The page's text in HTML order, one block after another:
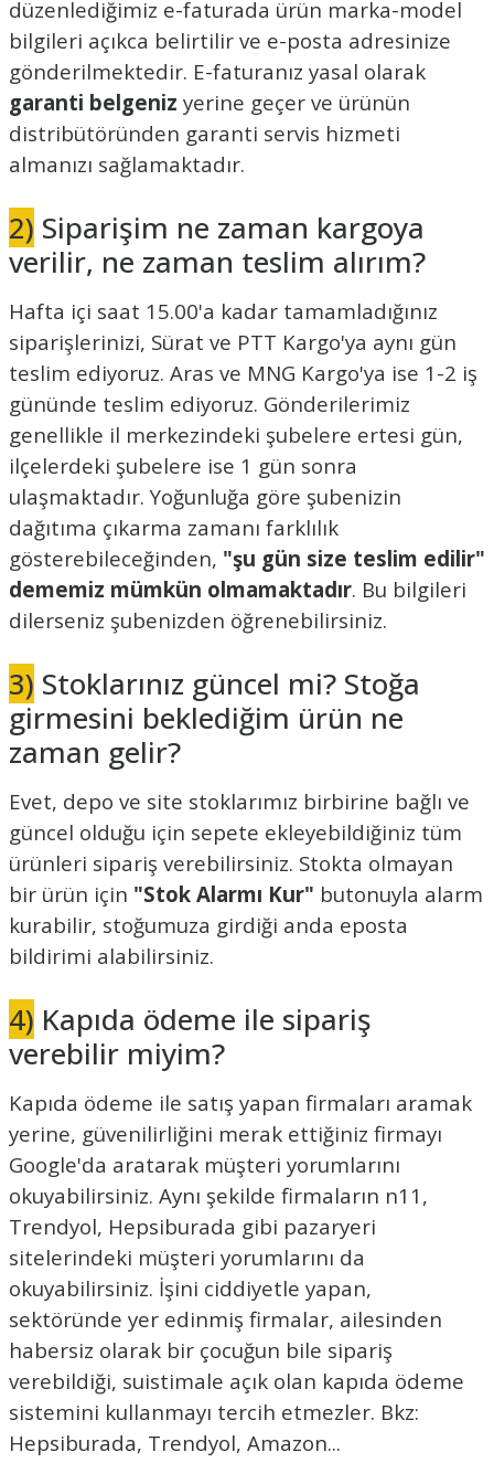
Makine Yağı
Göl Kamışı
Balık Malzemeleri Çantası
Kepçe Livar Pinter
Balık Kovası
/ Yedek Parça
düzenlediğimiz e-faturada ürün marka-model
bilgileri açıkca belirtilir ve e-posta adresinize
gönderilmektedir. E-faturanız yasal olarak
garanti belgeniz yerine geçer ve ürünün
distribütöründen garanti servis hizmeti
almanızı sağlamaktadır.
2) Siparişim ne zaman kargoya
verilir, ne zaman teslim alırım?
Hafta içi saat 15.00'a kadar tamamladığınız
siparişlerinizi, Sürat ve PTT Kargo'ya aynı gün
teslim ediyoruz. Aras ve MNG Kargo'ya ise 1-2 iş
gününde teslim ediyoruz. Gönderilerimiz
genellikle il merkezindeki şubelere ertesi gün,
ilçelerdeki şubelere ise 1 gün sonra
ulaşmaktadır. Yoğunluğa göre şubenizin
dağıtıma çıkarma zamanı farklılık
gösterebileceğinden, "şu gün size teslim edilir"
dememiz mümkün olmamaktadır. Bu bilgileri
dilerseniz şubenizden öğrenebilirsiniz.
3) Stoklarınız güncel mi? Stoğa
girmesini beklediğim ürün ne
zaman gelir?
Evet, depo ve site stoklarımız birbirine bağlı ve
güncel olduğu için sepete ekleyebildiğiniz tüm
ürünleri sipariş verebilirsiniz. Stokta olmayan
bir ürün için "Stok Alarmı Kur" butonuyla alarm
kurabilir, stoğumuza girdiği anda eposta
bildirimi alabilirsiniz.
4) Kapıda ödeme ile sipariş
verebilir miyim?
Kapıda ödeme ile satış yapan firmaları aramak
yerine, güvenilirliğini merak ettiğiniz firmayı
Google'da aratarak müşteri yorumlarını
okuyabilirsiniz. Aynı şekilde firmaların n11,
Trendyol, Hepsiburada gibi pazaryeri
sitelerindeki müşteri yorumlarını da
okuyabilirsiniz. İşini ciddiyetle yapan,
sektöründe yer edinmiş firmalar, ailesinden
habersiz olarak bir çocuğun bile sipariş
verebildiği, suistimale açık olan kapıda ödeme
sistemini kullanmayı tercih etmezler. Bkz:
Hepsiburada, Trendyol, Amazon...